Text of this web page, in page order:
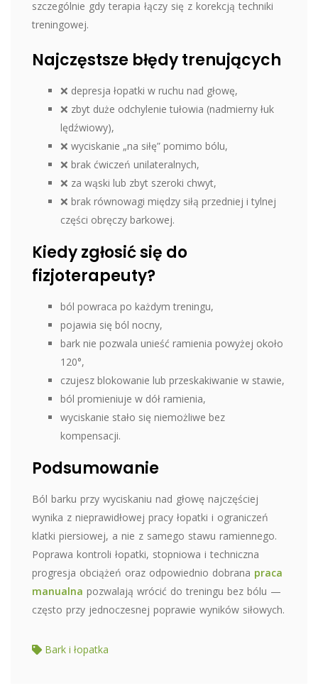
szczególnie gdy terapia łączy się z korekcją techniki
treningowej.
Najczęstsze błędy trenujących
❌ depresja łopatki w ruchu nad głowę,
❌ zbyt duże odchylenie tułowia (nadmierny łuk
lędźwiowy),
❌ wyciskanie „na siłę” pomimo bólu,
❌ brak ćwiczeń unilateralnych,
❌ za wąski lub zbyt szeroki chwyt,
❌ brak równowagi między siłą przedniej i tylnej
części obręczy barkowej.
Kiedy zgłosić się do
fizjoterapeuty?
ból powraca po każdym treningu,
pojawia się ból nocny,
bark nie pozwala unieść ramienia powyżej około
120°,
czujesz blokowanie lub przeskakiwanie w stawie,
ból promieniuje w dół ramienia,
wyciskanie stało się niemożliwe bez
kompensacji.
Podsumowanie
Ból barku przy wyciskaniu nad głowę najczęściej
wynika z nieprawidłowej pracy łopatki i ograniczeń
klatki piersiowej, a nie z samego stawu ramiennego.
Poprawa kontroli łopatki, stopniowa i techniczna
progresja obciążeń oraz odpowiednio dobrana praca
manualna pozwalają wrócić do treningu bez bólu —
często przy jednoczesnej poprawie wyników siłowych.
Bark i łopatka